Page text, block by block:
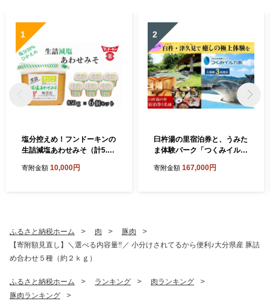
1
塩分控えめ！フンドーキンの
生詰減塩あわせみそ（計5.1k
寄附金額 10,000円
2
臼杵湯の里宿泊券と、うみた
ま体験パーク「つくみイルカ
ット 入場券 利用券 宿泊券 体
寄附金額 167,000円
ふるさと納税ホーム 肉
豚肉
【寄附額見直し】＼選べる内容量‼／ 小分けされてるから便利♪大分県産 豚詰
め合わせ５種（約２ｋｇ）
ふるさと納税ホーム ランキング
肉ランキング
豚肉ランキング